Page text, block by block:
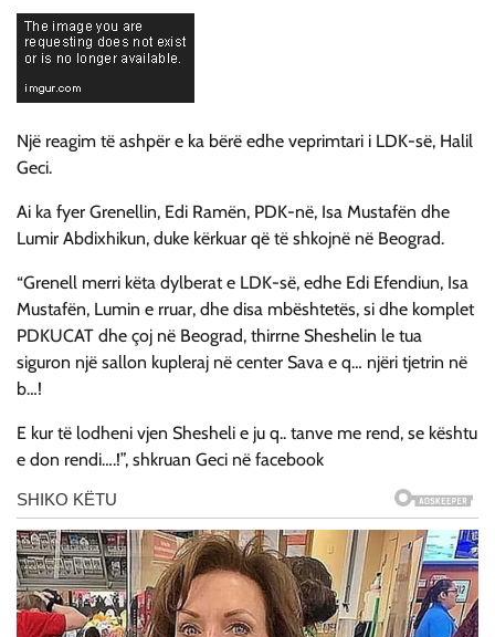
Një reagim të ashpër e ka bërë edhe veprimtari i LDK-së, Halil
Geci.
Ai ka fyer Grenellin, Edi Ramën, PDK-në, Isa Mustafën dhe
Lumir Abdixhikun, duke kërkuar që të shkojnë në Beograd.
“Grenell merri këta dylberat e LDK-së, edhe Edi Efendiun, Isa
Mustafën, Lumin e rruar, dhe disa mbështetës, si dhe komplet
PDKUCAT dhe çoj në Beograd, thirrne Sheshelin le tua
siguron një sallon kupleraj në center Sava e q… njëri tjetrin në
b…!
E kur të lodheni vjen Shesheli e ju q.. tanve me rend, se kështu
e don rendi….!”, shkruan Geci në facebook